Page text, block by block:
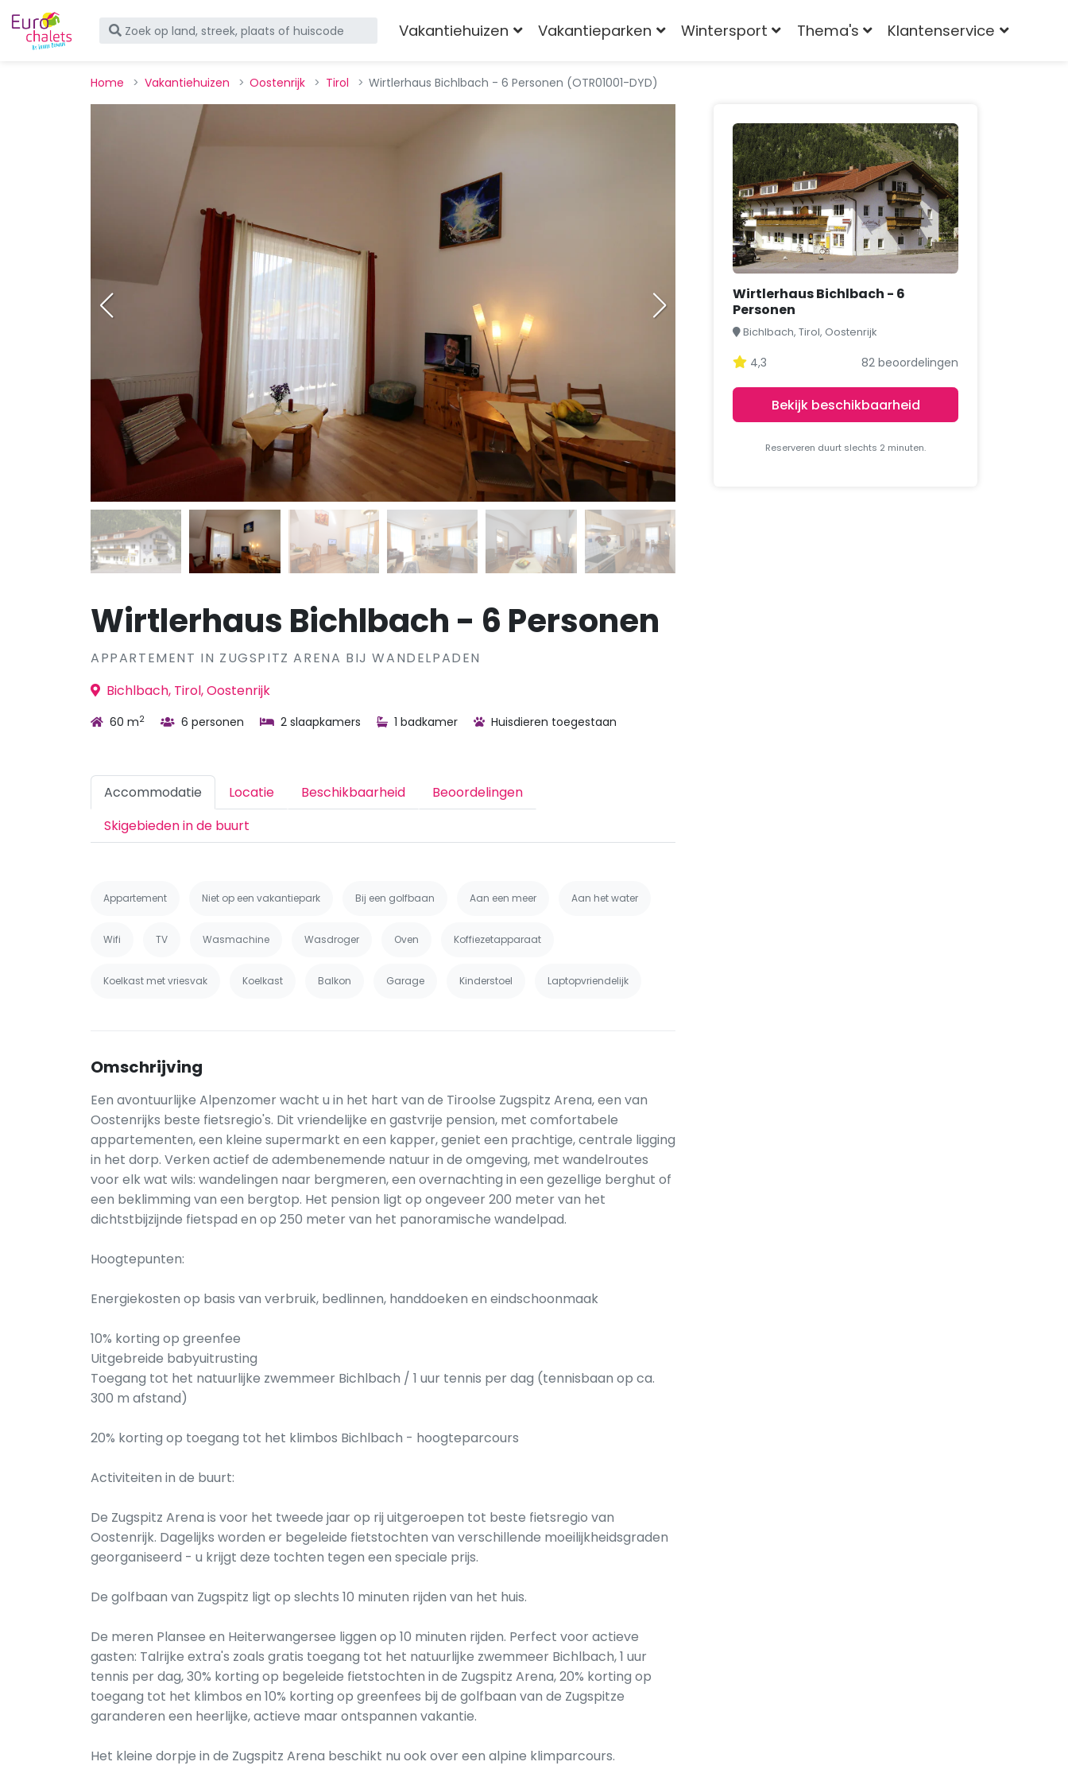
Vakantiehuizen Vakantieparken Wintersport Thema's Klantenservice
Home Vakantiehuizen Oostenrijk Tirol Wirtlerhaus Bichlbach - 6 Personen (OTR01001-DYD)
Wirtlerhaus Bichlbach - 6 Personen
APPARTEMENT IN ZUGSPITZ ARENA BIJ WANDELPADEN
Bichlbach, Tirol, Oostenrijk
60 m2 6 personen 2 slaapkamers 1 badkamer Huisdieren toegestaan
Accommodatie Locatie Beschikbaarheid
Beoordelingen
Skigebieden in de buurt
Appartement Niet op een vakantiepark Bij een golfbaan Aan een meer Aan het water
Wifi TV Wasmachine Wasdroger Oven Koffiezetapparaat
Koelkast met vriesvak Koelkast Balkon Garage Kinderstoel Laptopvriendelijk
Omschrijving
Een avontuurlijke Alpenzomer wacht u in het hart van de Tiroolse Zugspitz Arena, een van
Oostenrijks beste fietsregio's. Dit vriendelijke en gastvrije pension, met comfortabele
appartementen, een kleine supermarkt en een kapper, geniet een prachtige, centrale ligging
in het dorp. Verken actief de adembenemende natuur in de omgeving, met wandelroutes
voor elk wat wils: wandelingen naar bergmeren, een overnachting in een gezellige berghut of
een beklimming van een bergtop. Het pension ligt op ongeveer 200 meter van het
dichtstbijzijnde fietspad en op 250 meter van het panoramische wandelpad.
Hoogtepunten:
Energiekosten op basis van verbruik, bedlinnen, handdoeken en eindschoonmaak
10% korting op greenfee
Uitgebreide babyuitrusting
Toegang tot het natuurlijke zwemmeer Bichlbach / 1 uur tennis per dag (tennisbaan op ca.
300 m afstand)
20% korting op toegang tot het klimbos Bichlbach - hoogteparcours
Activiteiten in de buurt:
De Zugspitz Arena is voor het tweede jaar op rij uitgeroepen tot beste fietsregio van
Oostenrijk. Dagelijks worden er begeleide fietstochten van verschillende moeilijkheidsgraden
georganiseerd - u krijgt deze tochten tegen een speciale prijs.
De golfbaan van Zugspitz ligt op slechts 10 minuten rijden van het huis.
De meren Plansee en Heiterwangersee liggen op 10 minuten rijden. Perfect voor actieve
gasten: Talrijke extra's zoals gratis toegang tot het natuurlijke zwemmeer Bichlbach, 1 uur
tennis per dag, 30% korting op begeleide fietstochten in de Zugspitz Arena, 20% korting op
toegang tot het klimbos en 10% korting op greenfees bij de golfbaan van de Zugspitze
garanderen een heerlijke, actieve maar ontspannen vakantie.
Het kleine dorpje in de Zugspitz Arena beschikt nu ook over een alpine klimparcours.
Wirtlerhaus Bichlbach - 6
Personen
Bichlbach, Tirol, Oostenrijk
4,3 82 beoordelingen
Bekijk beschikbaarheid
Reserveren duurt slechts 2 minuten.